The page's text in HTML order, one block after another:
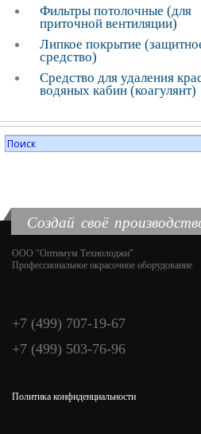
Фильтры потолочные (для
приточной вентиляции)
Липкое покрытие
средство)
Средство для удаления
водяных кабин (коагулянт)
Создай своё
ООО "Оптимум Технолоджи"
Профессиональное окрасочное оборудование
+7 (499) 707-19-67
+7 (499) 503-76-96
Политика конфиденциальности